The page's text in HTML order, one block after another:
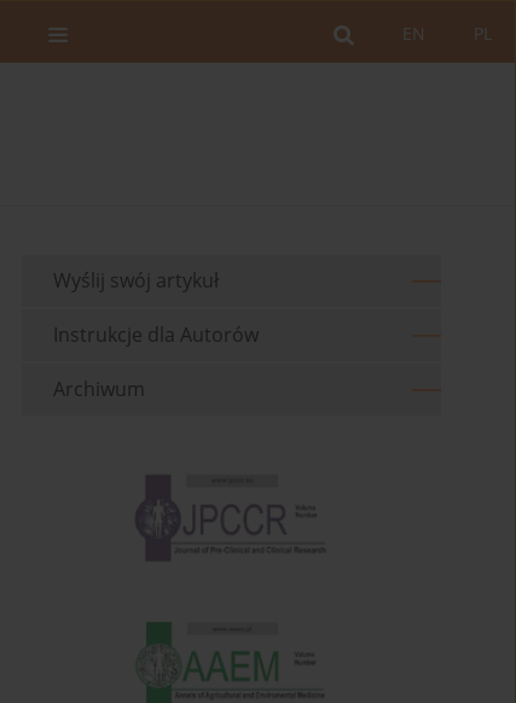
PL
EN
Wyślij swój artykuł
Instrukcje dla Autorów
Archiwum